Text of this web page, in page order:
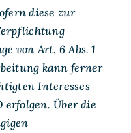
diese zur
von Art. 6 Abs. 1
kann ferner
Interesses
erfolgen. Über die